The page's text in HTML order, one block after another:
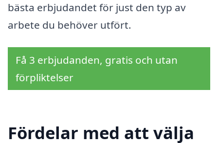
bästa erbjudandet för just den typ av
arbete du behöver utfört.
Få 3 erbjudanden, gratis och utan
förpliktelser
Fördelar med att välja